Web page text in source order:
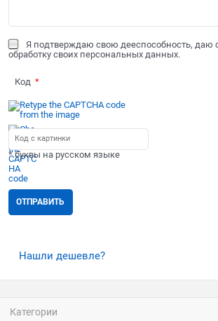
Я подтверждаю свою дееспособность, даю
обработку своих персональных данных.
Код
* буквы на русском языке
Нашли дешевле?
Категории